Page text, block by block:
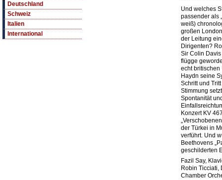
Deutschland
Schweiz
Italien
International
Und welches
passender als
weiß)
großen
der Leitung
Dirigenten?
Sir Colin
flügge
echt britischen
Haydn seine
Schritt und
Stimmung
Spontanität
Konzert KV
der Türkei in
verführt. Und
Beethovens
geschilderten
Fazil Say,
Robin Ticciati,
Chamber